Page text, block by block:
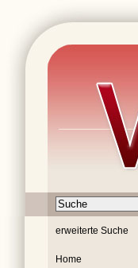
erweiterte Suche
Home